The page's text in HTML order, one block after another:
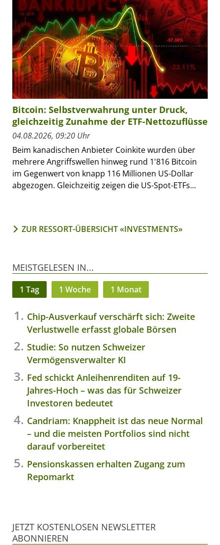
Bitcoin: Selbstverwahrung unter Druck,
gleichzeitig Zunahme der ETF-Nettozuflüsse
04.08.2026, 09:20 Uhr
Beim kanadischen Anbieter Coinkite wurden über
mehrere Angriffswellen hinweg rund 1'816 Bitcoin
im Gegenwert von knapp 116 Millionen US-Dollar
abgezogen. Gleichzeitig zeigen die US-Spot-ETFs...
ZUR RESSORT-ÜBERSICHT «INVESTMENTS»
MEISTGELESEN IN...
1 Tag 1 Woche 1 Monat
Chip-Ausverkauf verschärft sich: Zweite
Verlustwelle erfasst globale Börsen
Studie: So nutzen Schweizer
Vermögensverwalter KI
Fed schickt Anleihenrenditen auf 19-
Jahres-Hoch – was das für Schweizer
Investoren bedeutet
Candriam: Knappheit ist das neue Normal
– und die meisten Portfolios sind nicht
darauf vorbereitet
Pensionskassen erhalten Zugang zum
Repomarkt
JETZT KOSTENLOSEN NEWSLETTER
ABONNIEREN